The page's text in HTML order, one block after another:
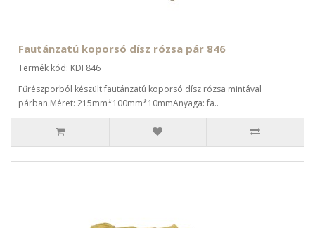
Fautánzatú koporsó dísz rózsa pár 846
Termék kód: KDF846
Fűrészporból készült fautánzatú koporsó dísz rózsa mintával
párban.Méret: 215mm*100mm*10mmAnyaga: fa..